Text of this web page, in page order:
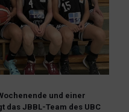
und einer
das JBBL-Team des UBC